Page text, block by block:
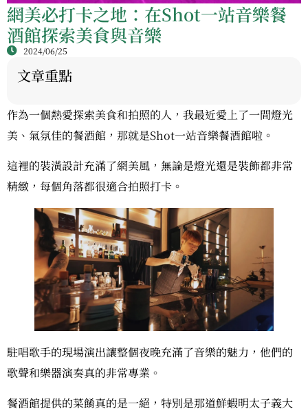
網美必打卡之地：在Shot一站音樂餐
酒館探索美食與音樂
2024/06/25
文章重點
作為一個熱愛探索美食和拍照的人，我最近愛上了一間燈光
美、氣氛佳的餐酒館，那就是Shot一站音樂餐酒館啦。
這裡的裝潢設計充滿了網美風，無論是燈光還是裝飾都非常
精緻，每個角落都很適合拍照打卡。
駐唱歌手的現場演出讓整個夜晚充滿了音樂的魅力，他們的
歌聲和樂器演奏真的非常專業。
餐酒館提供的菜餚真的是一絕，特別是那道鮮蝦明太子義大